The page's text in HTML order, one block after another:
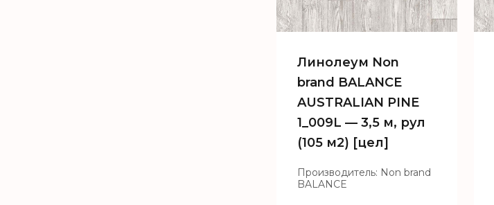
Линолеум Non
brand BALANCE
AUSTRALIAN PINE
1_009L — 3,5 м, рул
(105 м2) [цел]
Производитель: Non brand
BALANCE